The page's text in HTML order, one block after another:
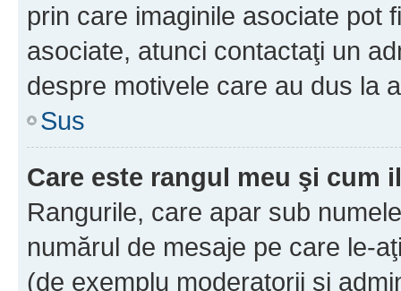
prin care imaginile asociate pot
asociate, atunci contactaţi un
despre motivele care au dus la
Sus
Care este rangul meu şi cum
Rangurile, care apar sub
numărul de mesaje pe care le-
(de exemplu moderatorii şi